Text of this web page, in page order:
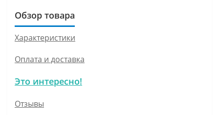
Обзор товара
Характеристики
Оплата и доставка
Это интересно!
Отзывы